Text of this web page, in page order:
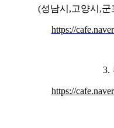
(성남시,고양시,
https://
3.
https://